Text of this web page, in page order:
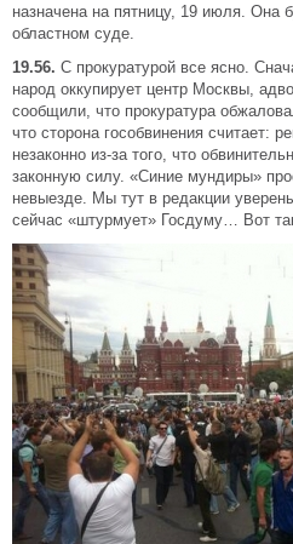
назначена на пятницу, 19 июля. Она
областном суде.
19.56. С прокуратурой все ясно.
народ оккупирует центр Москвы,
сообщили, что прокуратура
что сторона гособвинения считает:
незаконно из-за того, что
законную силу. «Синие мундиры»
невыезде. Мы тут в редакции
сейчас «штурмует» Госдуму… Вот